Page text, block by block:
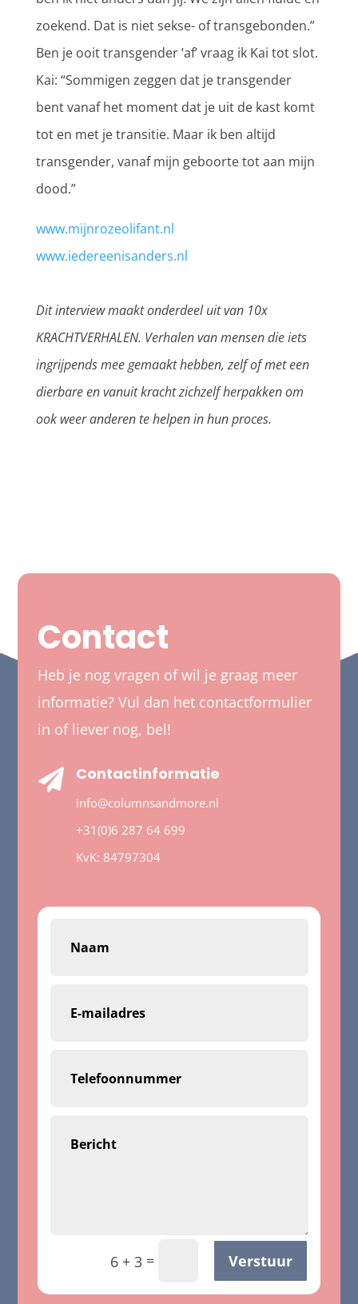
zoekend. Dat is niet sekse- of transgebonden.”
Ben je ooit transgender ‘af’ vraag ik Kai tot slot.
Kai: “Sommigen zeggen dat je transgender
bent vanaf het moment dat je uit de kast komt
tot en met je transitie. Maar ik ben altijd
transgender, vanaf mijn geboorte tot aan mijn
dood.”
www.mijnrozeolifant.nl
www.iedereenisanders.nl
Dit interview maakt onderdeel uit van 10x
KRACHTVERHALEN. Verhalen van mensen die iets
ingrijpends mee gemaakt hebben, zelf of met een
dierbare en vanuit kracht zichzelf herpakken om
ook weer anderen te helpen in hun proces.
Contact
Heb je nog vragen of wil je graag meer
informatie? Vul dan het contactformulier
in of liever nog, bel!
 Contactinformatie
info@columnsandmore.nl
+31(0)6 287 64 699
KvK: 84797304
6 + 3= Verstuur